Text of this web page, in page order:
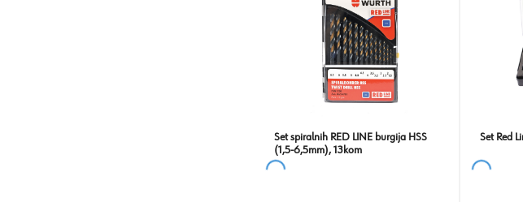
Set spiralnih RED LINE burgija HSS
(1,5-6,5mm), 13kom
Set Red